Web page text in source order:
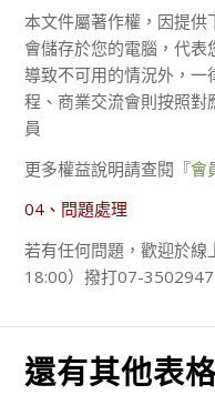
本文件屬著作權，因提
會儲存於您的電腦，代
導致不可用的情況外，
程、商業交流會則按照對
員
更多權益說明請查閱『會
04、問題處理
若有任何問題，歡迎於
18:00）撥打07-3502947
還有其他表